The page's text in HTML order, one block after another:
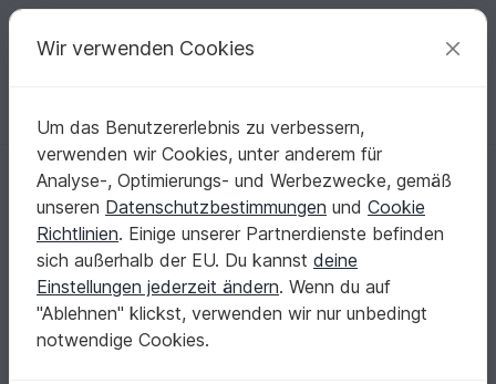
Deine kreativen Ideen
Deutsch | € (EUR) einloggen Kostenlos registrieren
Startseite Stricken Festlichkeiten Geburt
Kitty Langbein, Strickanleitung
Kitty Langbein, Strickanleitung
Wir verwenden Cookies
Um das Benutzererlebnis zu verbessern,
verwenden wir Cookies, unter anderem für
Analyse-, Optimierungs- und Werbezwecke, gemäß
unseren Datenschutzbestimmungen und Cookie
Richtlinien. Einige unserer Partnerdienste befinden
sich außerhalb der EU. Du kannst deine
Einstellungen jederzeit ändern. Wenn du auf
"Ablehnen" klickst, verwenden wir nur unbedingt
notwendige Cookies.